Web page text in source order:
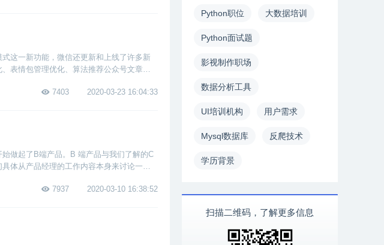
这一新功能，微信还更新和上线了许多新
表情包管理优化、算法推荐公众号文章以
7403
2020-03-23 16:04:33
做起了B端产品。B 端产品与我们了解的C
体从产品经理的工作内容本身来讨论一下B
7937
2020-03-10 16:38:52
Python职位 大数据培训
Python面试题
影视制作职场
数据分析工具
UI培训机构 用户需求
Mysql数据库 反爬技术
学历背景
扫描二维码，了解更多信息